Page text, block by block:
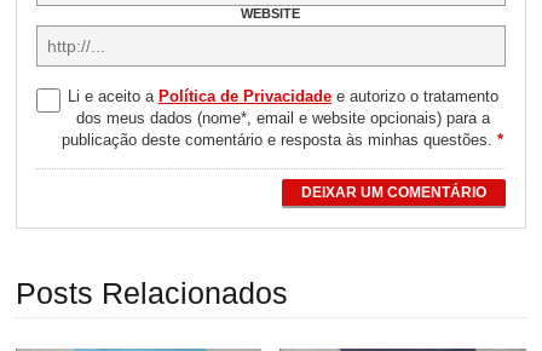
WEBSITE
Li e aceito a Política de Privacidadee autorizo o tratamento
dos meus dados (nome*, email e website opcionais) para a
publicação deste comentário e resposta às minhas questões.*
DEIXAR UM COMENTÁRIO
Posts Relacionados